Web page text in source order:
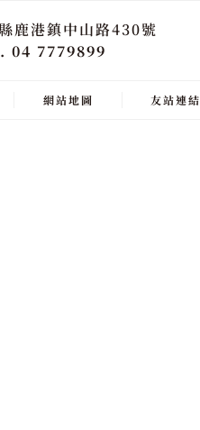
鹿港鎮中山路430號
04 7779899
網站地圖 友站連結